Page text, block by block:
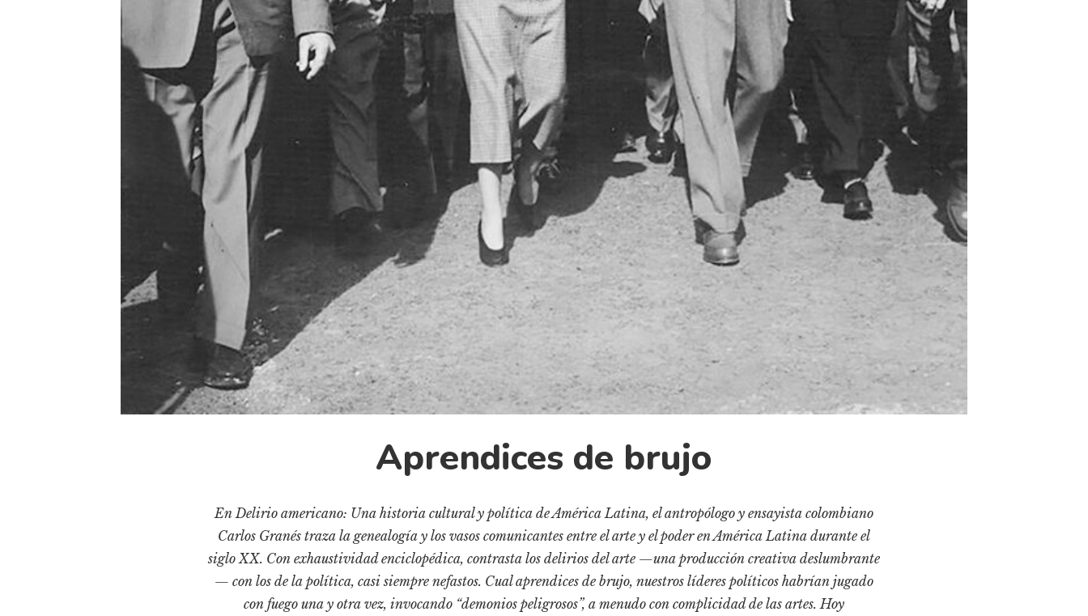
Aprendices de brujo
En Delirio americano: Una historia cultural y política de América Latina, el antropólogo y ensayista colombiano
Carlos Granés traza la genealogía y los vasos comunicantes entre el arte y el poder en América Latina durante el
siglo XX. Con exhaustividad enciclopédica, contrasta los delirios del arte —una producción creativa deslumbrante
— con los de la política, casi siempre nefastos. Cual aprendices de brujo, nuestros líderes políticos habrían jugado
con fuego una y otra vez, invocando “demonios peligrosos”, a menudo con complicidad de las artes. Hoy